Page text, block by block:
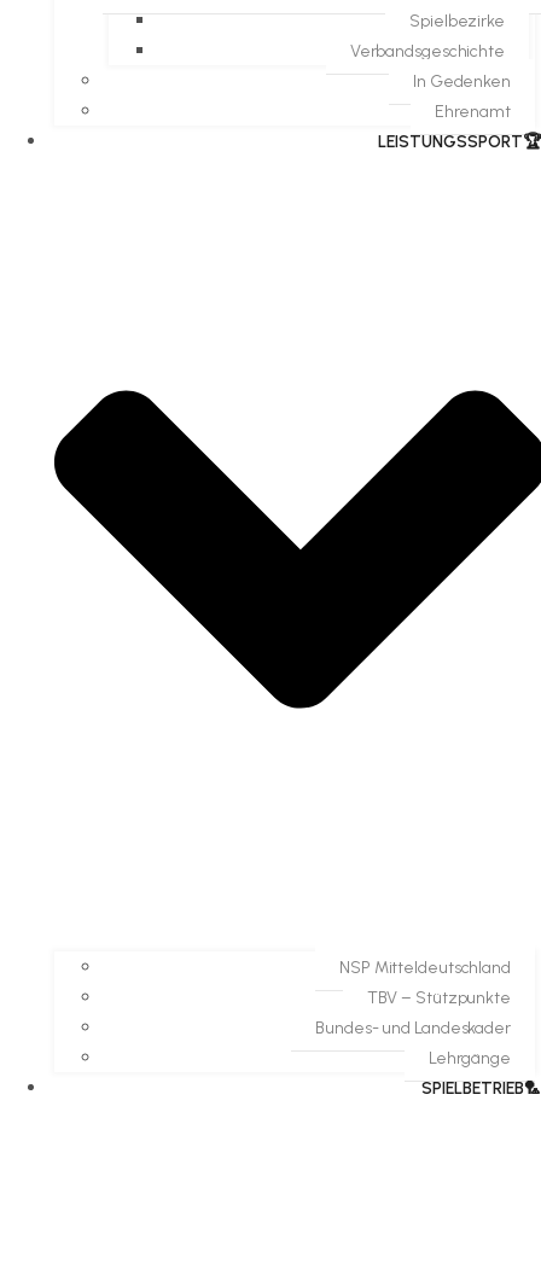
Spielbezirke
Verbandsgeschichte
In Gedenken
Ehrenamt
​LEISTUNGSSPORT🏆
NSP Mitteldeutschland
TBV – Stützpunkte
Bundes- und Landeskader
Lehrgänge
SPIELBETRIEB🏸